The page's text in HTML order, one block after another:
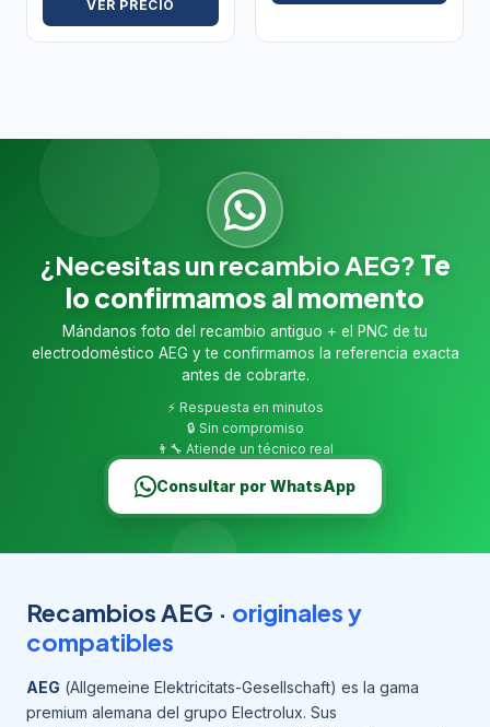
VER PRECIO
¿Necesitas un recambio AEG? Te
lo confirmamos al momento
Mándanos foto del recambio antiguo + el PNC de tu
electrodoméstico AEG y te confirmamos la referencia exacta
antes de cobrarte.
⚡ Respuesta en minutos
🔒 Sin compromiso
👨‍🔧 Atiende un técnico real
Consultar por WhatsApp
Recambios AEG · originales y
compatibles
AEG (Allgemeine Elektricitats-Gesellschaft) es la gama
premium alemana del grupo Electrolux. Sus